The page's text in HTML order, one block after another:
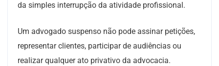
da simples interrupção da atividade profissional.
Um advogado suspenso não pode assinar petições,
representar clientes, participar de audiências ou
realizar qualquer ato privativo da advocacia.